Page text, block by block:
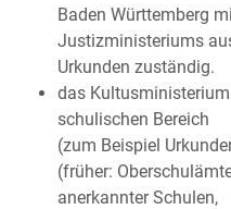
Baden Württemberg
Justizministeriums
Urkunden zuständig.
das
schulischen Bereich
(zum Beispiel
(früher:
anerkannter Schulen,